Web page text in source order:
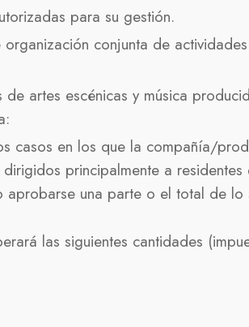
para su gestión.
conjunta de
artes escénicas y música
casos en los que la compañía/
principalmente a
una parte o el total de lo
las siguientes cantidades